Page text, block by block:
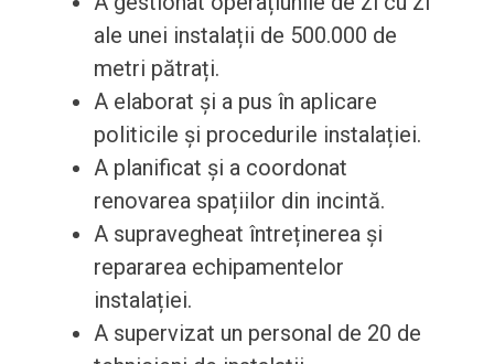
ale unei instalații de 500.000 de
metri pătrați.
A elaborat și a pus în aplicare
politicile și procedurile instalației.
A planificat și a coordonat
renovarea spațiilor din incintă.
A supravegheat întreținerea și
repararea echipamentelor
instalației.
A supervizat un personal de 20 de